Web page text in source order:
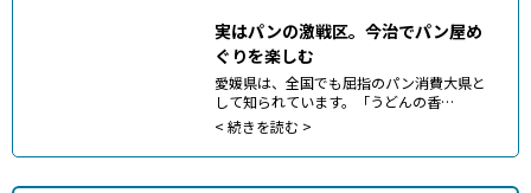
実はパンの激戦区。今治でパン屋め
ぐりを楽しむ
愛媛県は、全国でも屈指のパン消費大県と
して知られています。「うどんの香…
< 続きを読む >